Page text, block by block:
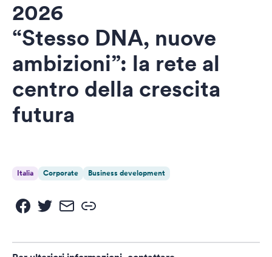
2026
“Stesso DNA, nuove
ambizioni”: la rete al
centro della crescita
futura
Italia Corporate Business development